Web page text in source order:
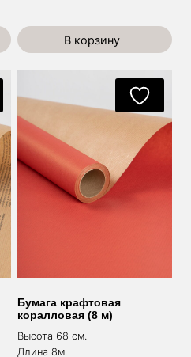
В корзину
Бумага крафтовая
коралловая (8 м)
Высота 68 см.
Длина 8м.